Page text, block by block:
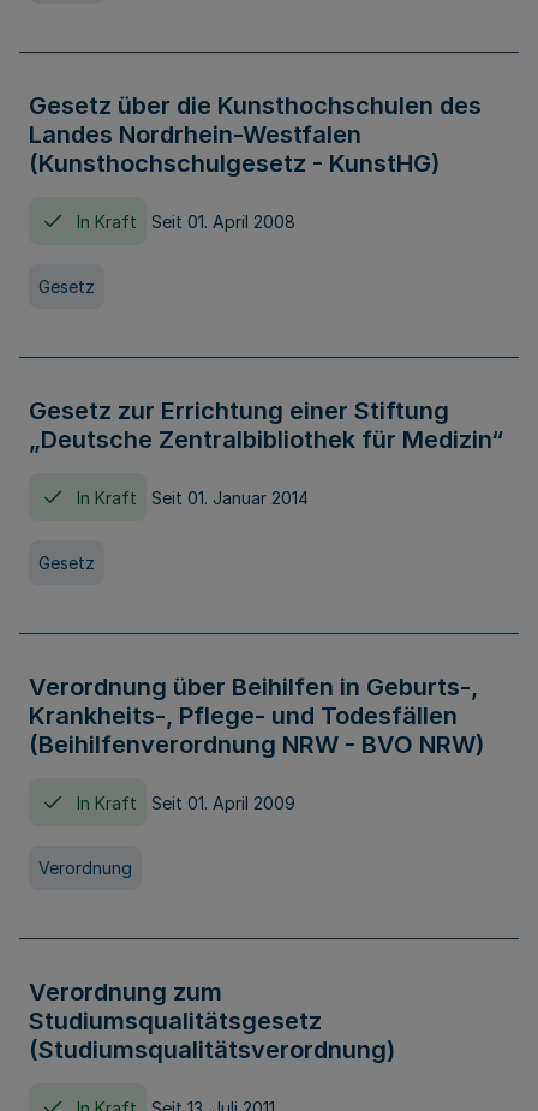
Gesetz über die Kunsthochschulen des
Landes Nordrhein-Westfalen
(Kunsthochschulgesetz - KunstHG)
In Kraft Seit 01. April 2008
Gesetz
Gesetz zur Errichtung einer Stiftung
„Deutsche Zentralbibliothek für Medizin“
In Kraft Seit 01. Januar 2014
Gesetz
Verordnung über Beihilfen in Geburts-,
Krankheits-, Pflege- und Todesfällen
(Beihilfenverordnung NRW - BVO NRW)
In Kraft Seit 01. April 2009
Verordnung
Verordnung zum
Studiumsqualitätsgesetz
(Studiumsqualitätsverordnung)